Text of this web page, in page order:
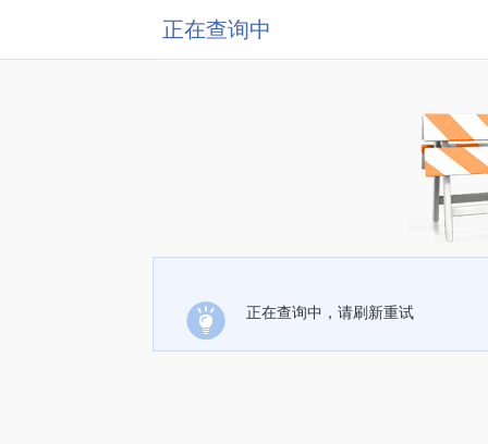
正在查询中
正在查询中，请刷新重试